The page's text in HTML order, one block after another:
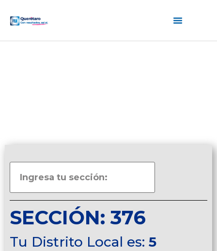
SECCIÓN: 376
Tu Distrito Local es: 5